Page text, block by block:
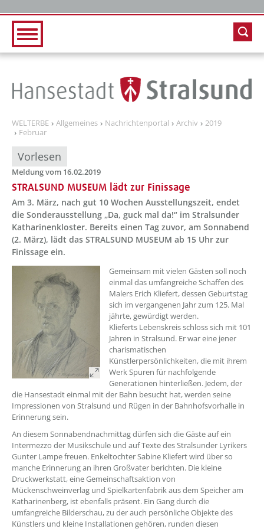
WELTERBE Allgemeines Nachrichtenportal Archiv
2019
Februar
Vorlesen
Meldung vom 16.02.2019
STRALSUND MUSEUM lädt zur Finissage
Am 3. März, nach gut 10 Wochen Ausstellungszeit, endet
die Sonderausstellung „Da, guck mal da!“ im Stralsunder
Katharinenkloster. Bereits einen Tag zuvor, am Sonnabend
(2. März), lädt das STRALSUND MUSEUM ab 15 Uhr zur
Finissage ein.
Gemeinsam mit vielen Gästen soll noch
einmal das umfangreiche Schaffen des
Malers Erich Kliefert, dessen Geburtstag
sich im vergangenen Jahr zum 125. Mal
jährte, gewürdigt werden.
Klieferts Lebenskreis schloss sich mit 101
Jahren in Stralsund. Er war eine jener
charismatischen
Künstlerpersönlichkeiten, die mit ihrem
Werk Spuren für nachfolgende
Generationen hinterließen. Jedem, der
die Hansestadt einmal mit der Bahn besucht hat, werden seine
Impressionen von Stralsund und Rügen in der Bahnhofsvorhalle in
Erinnerung sein.
An diesem Sonnabendnachmittag dürfen sich die Gäste auf ein
Intermezzo der Musikschule und auf Texte des Stralsunder Lyrikers
Gunter Lampe freuen. Enkeltochter Sabine Kliefert wird über so
manche Erinnerung an ihren Großvater berichten. Die kleine
Druckwerkstatt, eine Gemeinschaftsaktion von
Mückenschweinverlag und Spielkartenfabrik aus dem Speicher am
Katharinenberg, ist ebenfalls präsent. Ein Gang durch die
umfangreiche Bilderschau, zu der auch persönliche Objekte des
Künstlers und kleine Installationen gehören, runden diesen